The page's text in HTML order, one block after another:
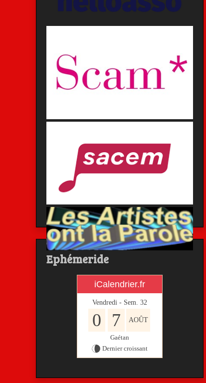
Ephémeride
iCalendrier.fr
Vendredi - Sem. 32
0 7 AOÛT
Gaétan
Dernier croissant